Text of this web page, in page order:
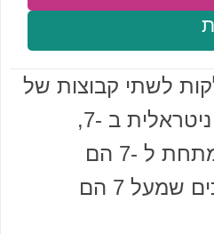
לשתי קבוצות של
שבע, רמת חומציות ניטראלית ב -7,
והערכים שנמצאים מתחת ל -7 הם
חומציים, ואילו הערכים שמעל 7 הם